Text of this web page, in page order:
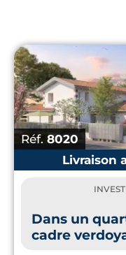
Réf. 8020
Livraison
Dans un
cadre